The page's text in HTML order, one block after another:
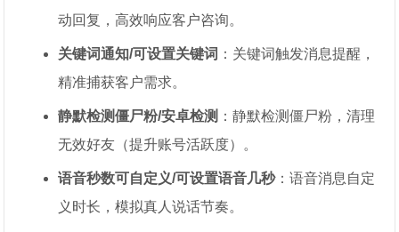
动回复，高效响应客户咨询。
关键词通知/可设置关键词 ：关键词触发消息提醒，
精准捕获客户需求。
静默检测僵尸粉/安卓检测 ：静默检测僵尸粉，清理
无效好友（提升账号活跃度）。
语音秒数可自定义/可设置语音几秒：语音消息自定
义时长，模拟真人说话节奏。